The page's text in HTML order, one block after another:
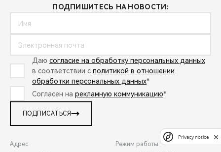
ПОДПИШИТЕСЬ НА НОВОСТИ:
Даю согласие на обработку персональных данных
в соответствии с политикой в отношении
обработки персональных данных*
Согласен на рекламную коммуникацию*
ПОДПИСАТЬСЯ
Адрес: Режим работы:
Privacy notice